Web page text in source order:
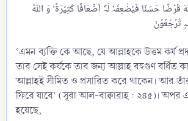
قَرۡضًا حَسَنًا فَیُضٰعِفَہٗ لَہٗۤ اَضۡعَافًا کَثِیۡرَۃً ؕ وَ اللّٰہُ
‘এমন ব্যক্তি কে আছে, যে আল্লাহকে উত্তম কর্য
তার সেই কর্যকে তার জন্য আল্লাহ বহুগুণ বর্ধিত
আল্লাহই সীমিত ও প্রসারিত করে থাকেন। আর
ফিরে যাবে’ (সূরা আল-বাক্বারাহ : ২৪৫)।
হয়েছে,